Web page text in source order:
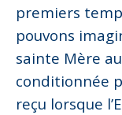
premiers
pouvons
sainte Mère
conditionnée
reçu lorsque